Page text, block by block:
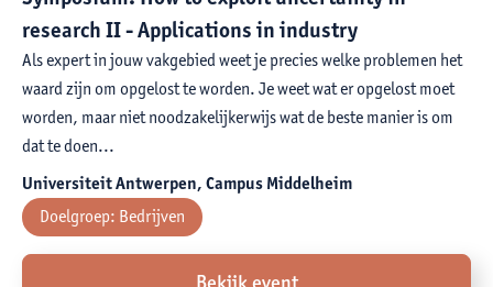
research II - Applications in industry
Als expert in jouw vakgebied weet je precies welke problemen het
waard zijn om opgelost te worden. Je weet wat er opgelost moet
worden, maar niet noodzakelijkerwijs wat de beste manier is om
dat te doen...
Universiteit Antwerpen, Campus Middelheim
Doelgroep: Bedrijven